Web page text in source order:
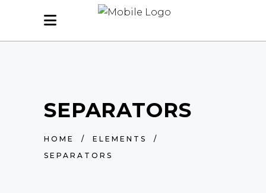
SEPARATORS
HOME / ELEMENTS
/
SEPARATORS